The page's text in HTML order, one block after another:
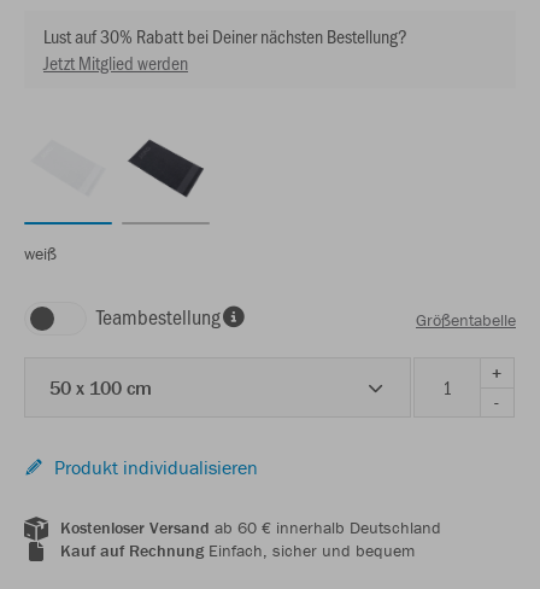
Lust auf 30% Rabatt bei Deiner nächsten Bestellung?
Jetzt Mitglied werden
weiß
Teambestellung Größentabelle
50 x 100 cm
+
-
Produkt individualisieren
Kostenloser Versand ab 60 € innerhalb Deutschland
Kauf auf RechnungEinfach, sicher und bequem